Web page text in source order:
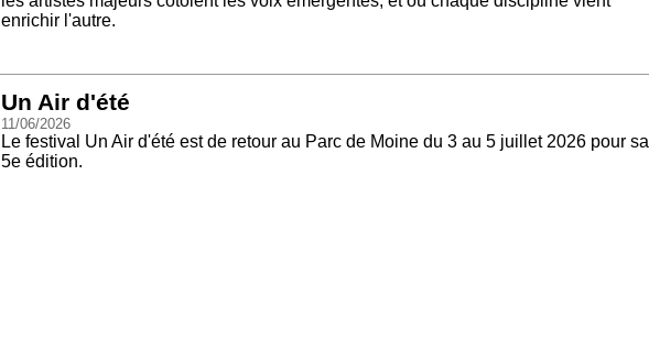
enrichir l'autre.
Un Air d'été
11/06/2026
Le festival Un Air d'été est de retour au Parc de Moine du 3 au 5 juillet 2026 pour sa
5e édition.